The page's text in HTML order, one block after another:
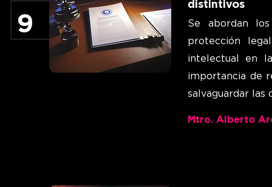
distintivos
Se abordan
protección
intelectual en
importancia de
salvaguardar las
9
Mtro. Alberto